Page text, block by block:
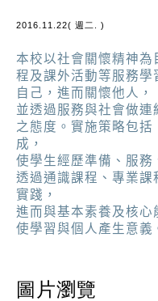
2016.11.22( 週二. )
本校以社會關懷精神為
程及課外活動等服務學
自己，進而關懷他人，
並透過服務與社會做
之態度。實施策略包
成，
使學生經歷準備、服務
透過通識課程、專業課
實踐，
進而與基本素養及核心
使學習與個人產生意義
圖片瀏覽